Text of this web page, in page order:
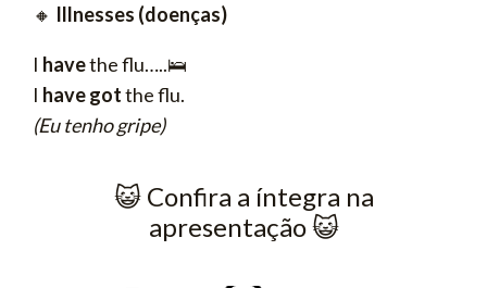
🔸 Illnesses (doenças)
I havethe flu…..🛌
I have gotthe flu.
(Eu tenho gripe)
😺​ Confira a íntegra na
apresentação 😺​